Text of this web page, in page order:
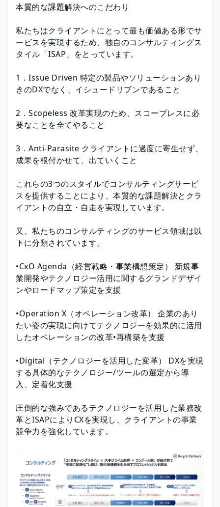
本質的な課題解決へのこだわり
私たちはクライアントにとって最も価値ある形でサ
ービスを実現するため、独自のコンサルティングス
タイル「ISAP」をとっています。
1．Issue Driven 特定の製品やソリューションあり
きのDXでなく、イシュードリブンであること
2．Scopeless 改革実現のため、スコープレスに必
要なことを全てやること
3．Anti-Parasite クライアントに過度に寄生せず、
成果を根付かせて、出ていくこと
これらの3つのスタイルでコンサルティングサービ
スを提供することにより、本質的な課題解決とクラ
イアントの自立・自走を実現しています。
又、私たちのコンサルティングのサービス領域は以
下に分類されています。
•CxO Agenda（経営戦略・事業構想策定） 新規事
業開発やテクノロジー活用に関するグランドデザイ
ンやロードマップ策定を支援
•Operation X（オペレーション改革） 企業のあり
たい姿の実現に向けてテクノロジーを効果的に活用
したオペレーションの改革•再構築を支援
•Digital（テクノロジーを活用した変革） DXを実現
する具体的なテクノロジー/ツールの選定から導
入、定着化支援
圧倒的な強みであるテクノロジーを活用した業務改
革とISAPによりCXを実現し、クライアントの事業
競争力を強化しています。